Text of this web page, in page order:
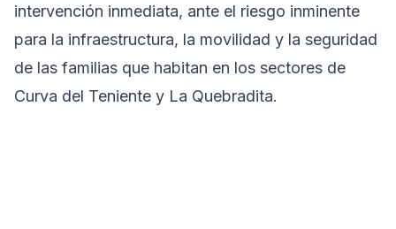
intervención inmediata, ante el riesgo inminente
para la infraestructura, la movilidad y la seguridad
de las familias que habitan en los sectores de
Curva del Teniente y La Quebradita.